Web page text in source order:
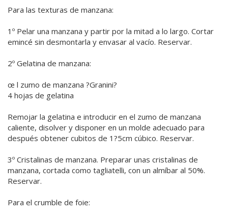
Para las texturas de manzana:
1º Pelar una manzana y partir por la mitad a lo largo. Cortar
emincé sin desmontarla y envasar al vacío. Reservar.
2º Gelatina de manzana:
œ l zumo de manzana ?Granini?
4 hojas de gelatina
Remojar la gelatina e introducir en el zumo de manzana
caliente, disolver y disponer en un molde adecuado para
después obtener cubitos de 1?5cm cúbico. Reservar.
3º Cristalinas de manzana. Preparar unas cristalinas de
manzana, cortada como tagliatelli, con un almíbar al 50%.
Reservar.
Para el crumble de foie: